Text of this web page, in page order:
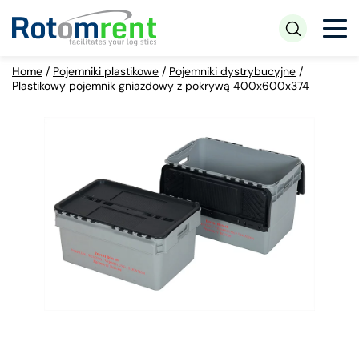
Home / Pojemniki plastikowe / Pojemniki dystrybucyjne /
Plastikowy pojemnik gniazdowy z pokrywą 400x600x374